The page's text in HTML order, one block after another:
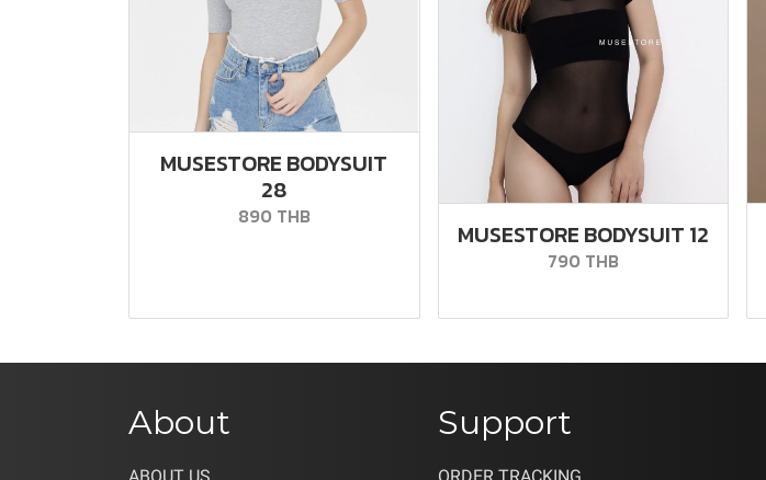
MUSESTORE BODYSUIT
28
890 THB
MUSESTORE BODYSUIT 12
790 THB
About
ABOUT US
Support
ORDER TRACKING